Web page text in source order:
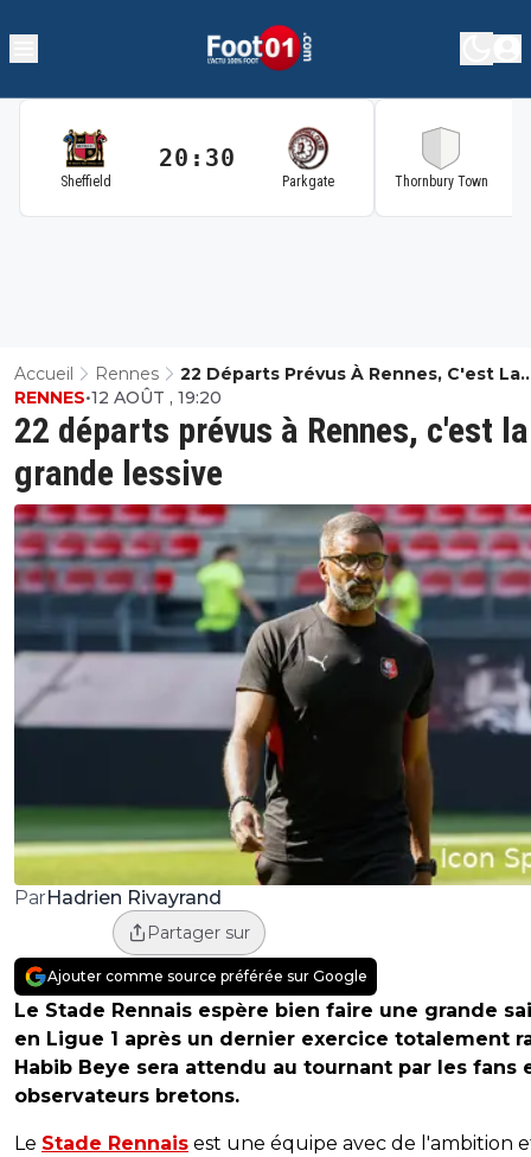
Sheffield
20:30
Parkgate Thornbury Town
Accueil Rennes
22 Départs Prévus À Rennes, C'est La
Grande Lessive
22 départs prévus à Rennes, c'est la
grande lessive
RENNES•12 AOÛT , 19:20
ParHadrien Rivayrand
Partager sur
Ajouter comme source préférée sur Google
Le Stade Rennais espère bien faire une grande
en Ligue 1 après un dernier exercice totalement
Habib Beye sera attendu au tournant par les fans
observateurs bretons.
Le Stade Rennais est une équipe avec de l'ambition